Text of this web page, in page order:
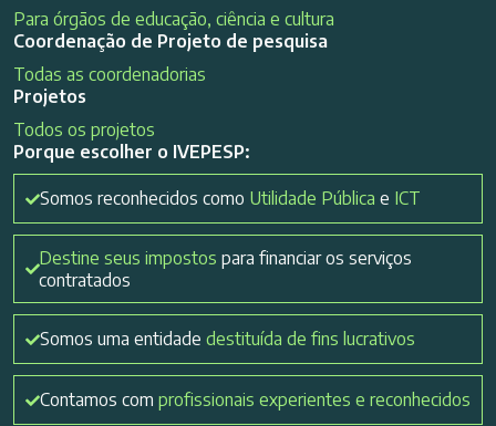
Para órgãos de educação, ciência e cultura
Coordenação de Projeto de pesquisa
Todas as coordenadorias
Projetos
Todos os projetos
Porque escolher o IVEPESP:
Somos reconhecidos como Utilidade Pública e ICT
Destine seus impostos para financiar os serviços
contratados
Somos uma entidade destituída de fins lucrativos
Contamos com profissionais experientes e reconhecidos